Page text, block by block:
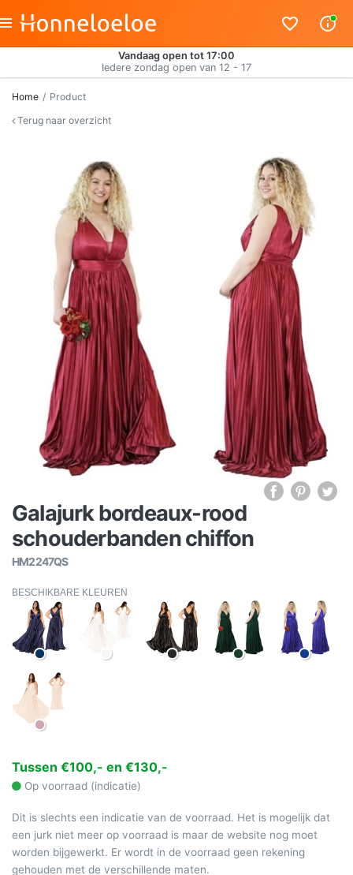
Vandaag open tot 17:00
Iedere zondag open van 12 - 17
Home
Product
Terug naar overzicht
Galajurk bordeaux-rood
schouderbanden chiffon
HM2247QS
BESCHIKBARE KLEUREN
Tussen €100,- en €130,-
Op voorraad (indicatie)
Dit is slechts een indicatie van de voorraad. Het is mogelijk dat
een jurk niet meer op voorraad is maar de website nog moet
worden bijgewerkt. Er wordt in de voorraad geen rekening
gehouden met de verschillende maten.